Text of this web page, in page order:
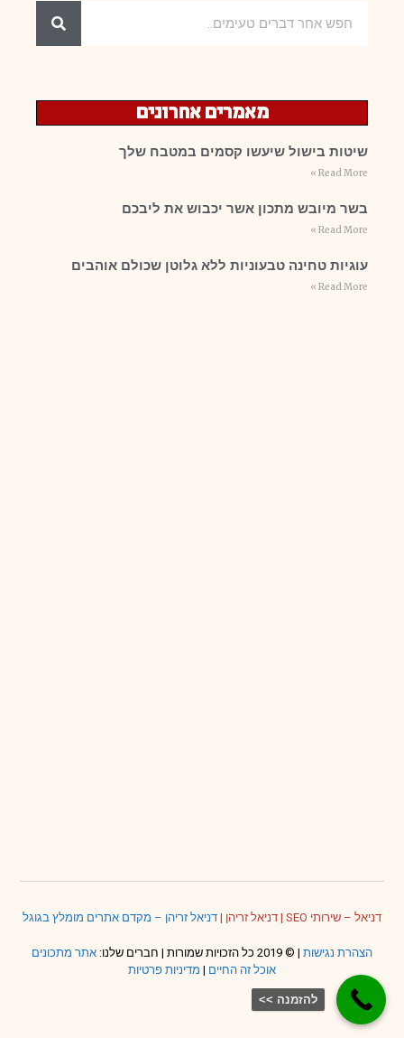
מאמרים אחרונים
שיטות בישול שיעשו קסמים במטבח שלך
Read More »
בשר מיובש מתכון אשר יכבוש את ליבכם
Read More »
עוגיות טחינה טבעוניות ללא גלוטן שכולם אוהבים
Read More »
דניאל – שירותי SEO | דניאל זריהן | דניאל זריהן – מקדם אתרים מומלץ בגוגל
הצהרת נגישות | © 2019 כל הזכויות שמורות | חברים שלנו:
אתר מתכונים
אוכל זה החיים | מדיניות פרטיות
להזמנה >>